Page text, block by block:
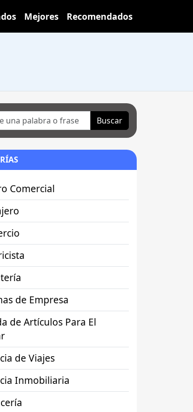
Mejores Recomendados
Buscar
Comercial
de Empresa
de Artículos Para El
de Viajes
Inmobiliaria